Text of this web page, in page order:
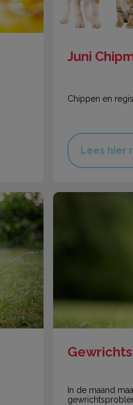
Juni
Chippen en
Lees hier
In de maand